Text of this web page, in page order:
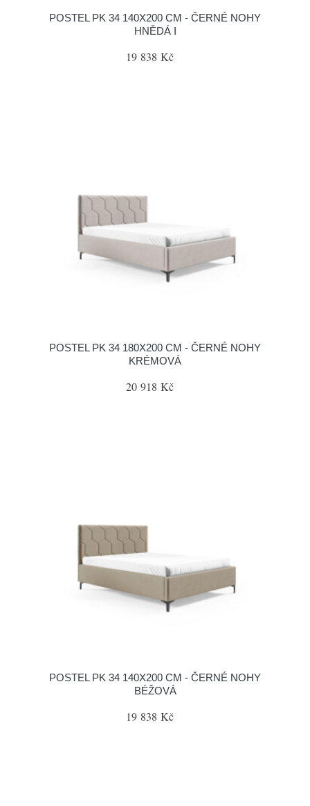
POSTEL PK 34 140X200 CM - ČERNÉ NOHY
HNĚDÁ I
19 838 Kč
POSTEL PK 34 180X200 CM - ČERNÉ NOHY
KRÉMOVÁ
20 918 Kč
POSTEL PK 34 140X200 CM - ČERNÉ NOHY
BÉŽOVÁ
19 838 Kč